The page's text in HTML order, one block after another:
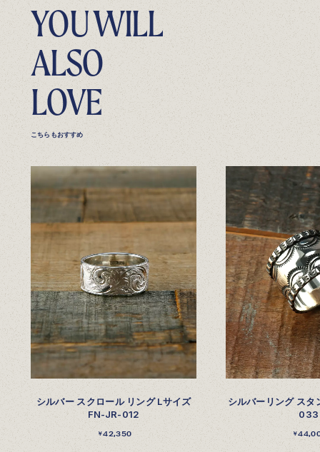
YOU WILL
ALSO
LOVE
こちらもおすすめ
シルバー スクロール リング Lサイズ
FN-JR-012
￥42,350
シルバーリング ス
033
￥